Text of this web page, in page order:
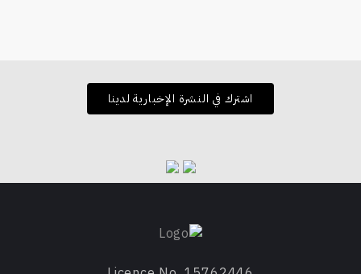
اشترك في النشرة الإخبارية لدينا